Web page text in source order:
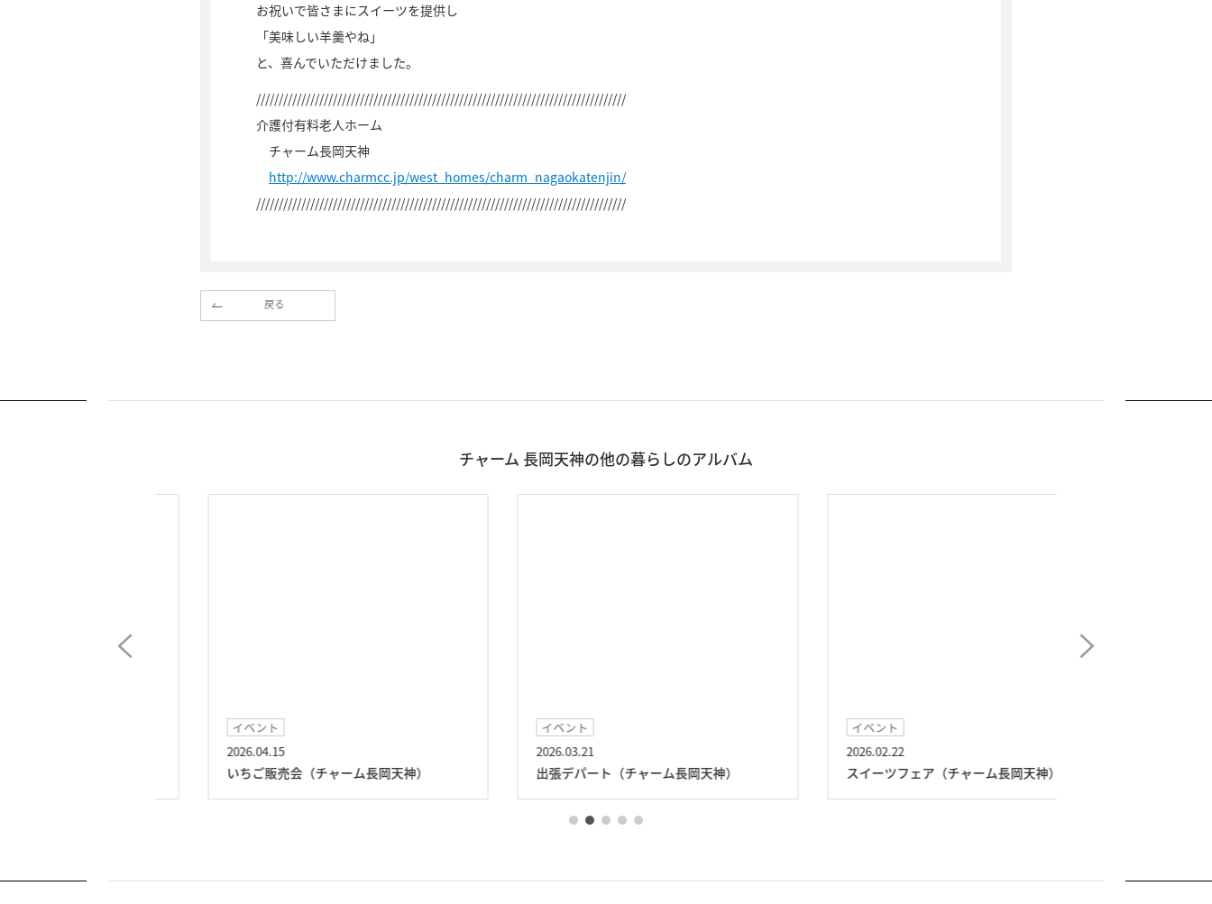
お祝いで皆さまにスイーツを提供し
「美味しい羊羹やね」
と、喜んでいただけました。
//////////////////////////////////////////////////////////////////////////////////
介護付有料老人ホーム
チャーム長岡天神
http://www.charmcc.jp/west_homes/charm_nagaokatenjin/
//////////////////////////////////////////////////////////////////////////////////
戻る
チャーム 長岡天神の他の暮らしのアルバム
2026.04.15
いちご販売会（チャーム長岡天神）
2026.03.21
出張デパート（チャーム長岡天神）
2026.02.22
スイーツフェア（チャーム長岡天神）